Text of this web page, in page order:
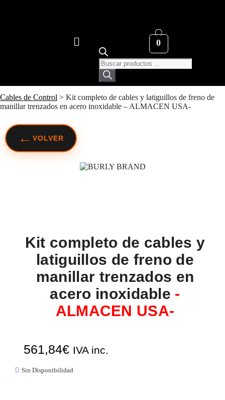
Cables de Control > Kit completo de cables y latiguillos de freno de
manillar trenzados en acero inoxidable – ALMACEN USA-
0
← VOLVER
Kit completo de cables y
latiguillos de freno de
manillar trenzados en
acero inoxidable -
ALMACEN USA-
561,84€ IVA inc.
Sin Disponibilidad